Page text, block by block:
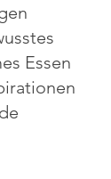
Essen